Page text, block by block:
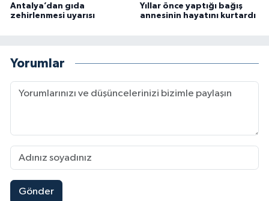
Antalya’dan gıda
zehirlenmesi uyarısı
Yıllar önce yaptığı bağış
annesinin hayatını kurtardı
Yorumlar
Gönder